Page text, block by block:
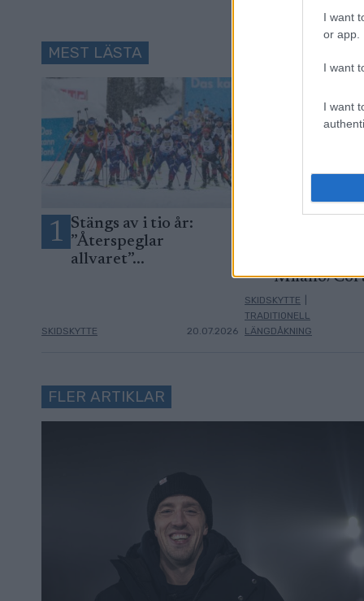
I want
or app.
I want
I want
MEST LÄSTA
1 Stängs av i tio år:
”Återspeglar
allvaret”...
SKIDSKYTTE 20.07.2026
Milano/
SKIDSKYTTE
TRADITIONELL
LÄNGDÅKNING
FLER ARTIKLAR